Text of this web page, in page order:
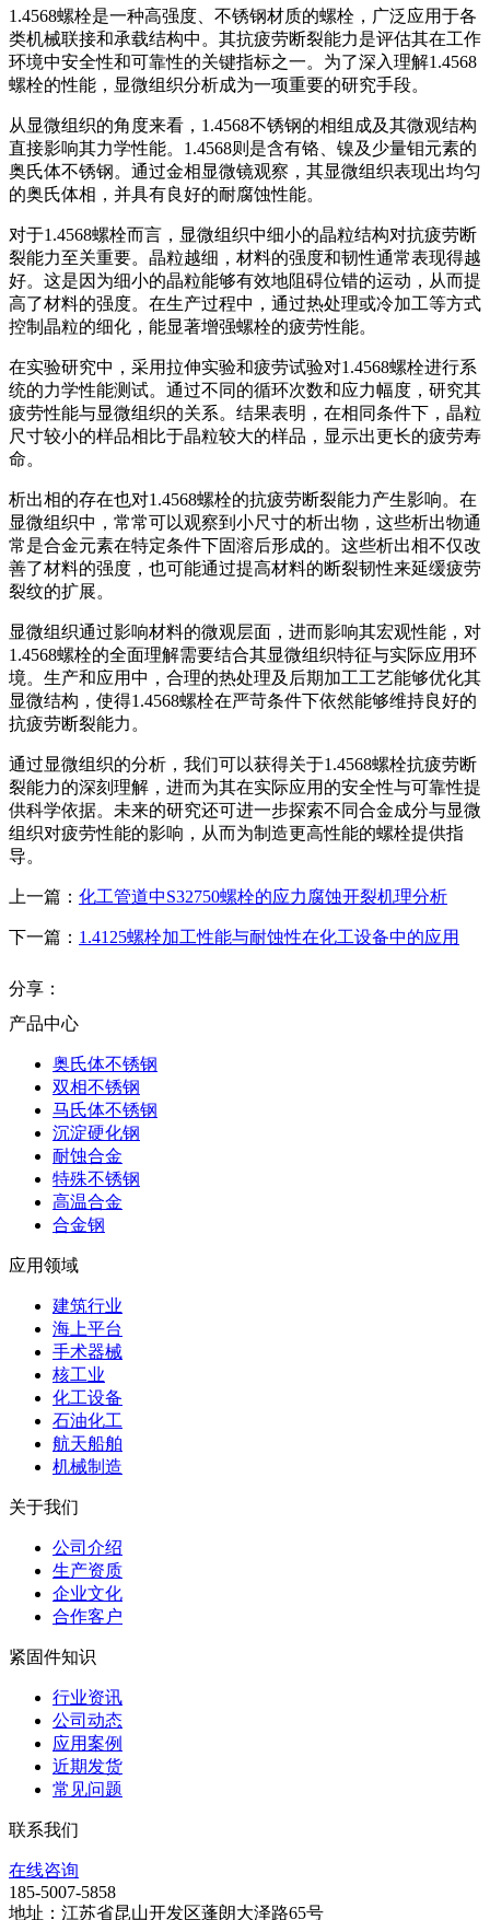
1.4568螺栓是一种高强度、不锈钢材质的螺栓，广泛应用于各
类机械联接和承载结构中。其抗疲劳断裂能力是评估其在工作
环境中安全性和可靠性的关键指标之一。为了深入理解1.4568
螺栓的性能，显微组织分析成为一项重要的研究手段。
从显微组织的角度来看，1.4568不锈钢的相组成及其微观结构
直接影响其力学性能。1.4568则是含有铬、镍及少量钼元素的
奥氏体不锈钢。通过金相显微镜观察，其显微组织表现出均匀
的奥氏体相，并具有良好的耐腐蚀性能。
对于1.4568螺栓而言，显微组织中细小的晶粒结构对抗疲劳断
裂能力至关重要。晶粒越细，材料的强度和韧性通常表现得越
好。这是因为细小的晶粒能够有效地阻碍位错的运动，从而提
高了材料的强度。在生产过程中，通过热处理或冷加工等方式
控制晶粒的细化，能显著增强螺栓的疲劳性能。
在实验研究中，采用拉伸实验和疲劳试验对1.4568螺栓进行系
统的力学性能测试。通过不同的循环次数和应力幅度，研究其
疲劳性能与显微组织的关系。结果表明，在相同条件下，晶粒
尺寸较小的样品相比于晶粒较大的样品，显示出更长的疲劳寿
命。
析出相的存在也对1.4568螺栓的抗疲劳断裂能力产生影响。在
显微组织中，常常可以观察到小尺寸的析出物，这些析出物通
常是合金元素在特定条件下固溶后形成的。这些析出相不仅改
善了材料的强度，也可能通过提高材料的断裂韧性来延缓疲劳
裂纹的扩展。
显微组织通过影响材料的微观层面，进而影响其宏观性能，对
1.4568螺栓的全面理解需要结合其显微组织特征与实际应用环
境。生产和应用中，合理的热处理及后期加工工艺能够优化其
显微结构，使得1.4568螺栓在严苛条件下依然能够维持良好的
抗疲劳断裂能力。
通过显微组织的分析，我们可以获得关于1.4568螺栓抗疲劳断
裂能力的深刻理解，进而为其在实际应用的安全性与可靠性提
供科学依据。未来的研究还可进一步探索不同合金成分与显微
组织对疲劳性能的影响，从而为制造更高性能的螺栓提供指
导。
上一篇： 化工管道中S32750螺栓的应力腐蚀开裂机理分析
下一篇： 1.4125螺栓加工性能与耐蚀性在化工设备中的应用
分享：
产品中心
奥氏体不锈钢
双相不锈钢
马氏体不锈钢
沉淀硬化钢
耐蚀合金
特殊不锈钢
高温合金
合金钢
应用领域
建筑行业
海上平台
手术器械
核工业
化工设备
石油化工
航天船舶
机械制造
关于我们
公司介绍
生产资质
企业文化
合作客户
紧固件知识
行业资讯
公司动态
应用案例
近期发货
常见问题
联系我们
在线咨询
185-5007-5858
地址：江苏省昆山开发区蓬朗大泽路65号